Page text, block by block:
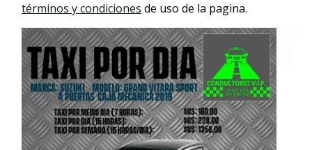
términos y condiciones de uso de la pagina.